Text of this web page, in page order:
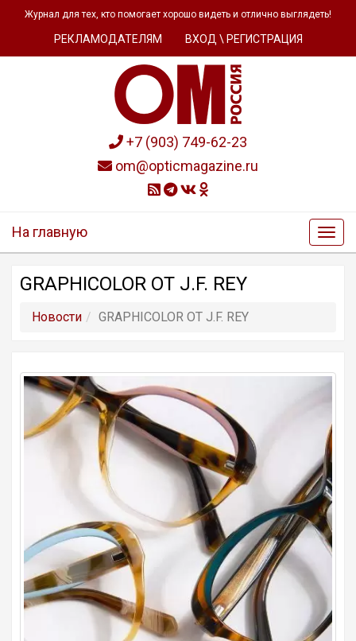
Журнал для тех, кто помогает хорошо видеть и отлично выглядеть!
РЕКЛАМОДАТЕЛЯМ ВХОД \ РЕГИСТРАЦИЯ
+7 (903) 749-62-23
om@opticmagazine.ru
На главную
GRAPHICOLOR ОТ J.F. REY
Новости GRAPHICOLOR ОТ J.F. REY